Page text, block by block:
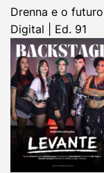
Drenna e o
Digital | Ed. 91